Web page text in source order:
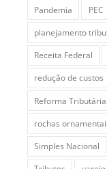
Pandemia
PEC
planejamento
Receita Federal
redução de custos
Reforma Tributária
rochas
Simples Nacional